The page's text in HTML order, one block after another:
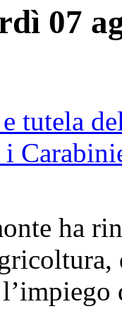
07
tutela
ha